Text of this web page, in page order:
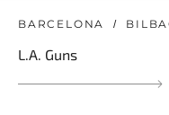
BARCELONA
L.A. Guns